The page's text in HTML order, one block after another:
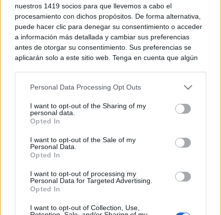
nuestros 1419 socios para que llevemos a cabo el
procesamiento con dichos propósitos. De forma alternativa,
puede hacer clic para denegar su consentimiento o acceder
a información más detallada y cambiar sus preferencias
antes de otorgar su consentimiento. Sus preferencias se
aplicarán solo a este sitio web. Tenga en cuenta que algún
rechazar tal procesamiento. Puede cambiar sus preferencias
a este sitio y haciendo clic en el botón "Privacidad" en la
parte inferior de la página web.
Please note that this website/app uses one or more Google
services and may gather and store information including but
not limited to your visit or usage behaviour. You may click to
use your data for below specified purposes in below Google
consent section.
Personal Data Processing Opt Outs
I want to opt-out of the Sharing of my
personal data.
Opted In
I want to opt-out of the Sale of my
Personal Data.
Opted In
I want to opt-out of processing my
Personal Data for Targeted Advertising.
Opted In
I want to opt-out of Collection, Use,
La DGT cambia los
adelantamientos desde el 1 de
octubre: así habrá que pasar a
ciclistas y otros usuarios
las vivencias de la última edición
de la Feria Internacional del Ajo
de Las Pedroñeras